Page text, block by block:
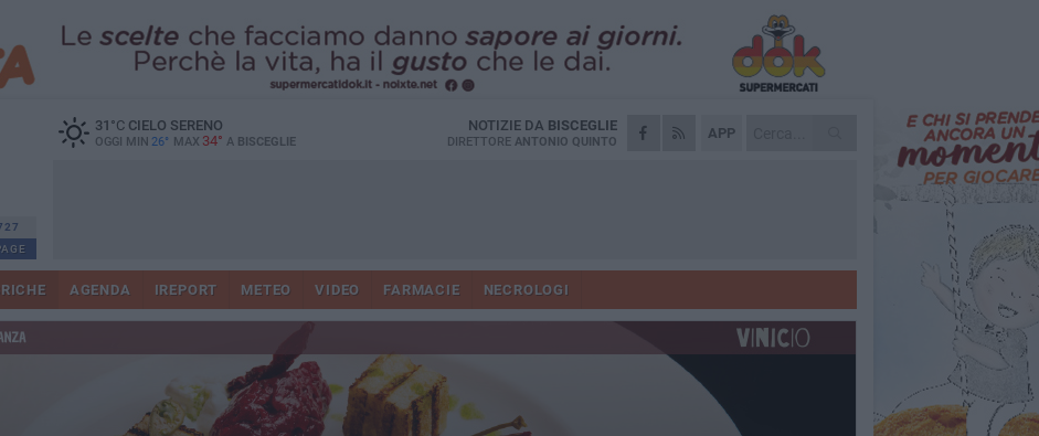
31 °CCIELO SERENO
OGGI MIN 26° MAX 34° A BISCEGLIE
APP
NOTIZIE DA BISCEGLIE
DIRETTORE ANTONIO QUINTO
AGENDA IREPORT METEO VIDEO FARMACIE NECROLOGI